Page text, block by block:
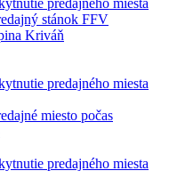
predajného miesta
stánok FFV
Kriváň
predajného miesta
miesto počas
predajného miesta